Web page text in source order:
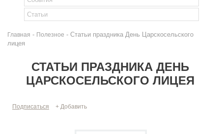
Главная - Полезное - Статьи праздника День Царскосельского
лицея
СТАТЬИ ПРАЗДНИКА ДЕНЬ
ЦАРСКОСЕЛЬСКОГО ЛИЦЕЯ
Подписаться + Добавить